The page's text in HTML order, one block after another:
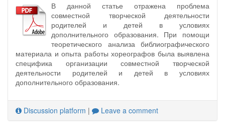
В данной статье отражена проблема
совместной творческой деятельности
родителей и детей в условиях
дополнительного образования. При помощи
теоретического анализа библиографического
материала и опыта работы хореографов была выявлена
специфика организации совместной творческой
деятельности родителей и детей в условиях
дополнительного образования.
Discussion platform | Leave a comment